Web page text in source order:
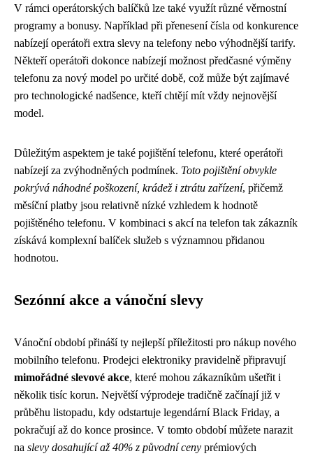
V rámci operátorských balíčků lze také využít různé věrnostní
programy a bonusy. Například při přenesení čísla od konkurence
nabízejí operátoři extra slevy na telefony nebo výhodnější tarify.
Někteří operátoři dokonce nabízejí možnost předčasné výměny
telefonu za nový model po určité době, což může být zajímavé
pro technologické nadšence, kteří chtějí mít vždy nejnovější
model.
Důležitým aspektem je také pojištění telefonu, které operátoři
nabízejí za zvýhodněných podmínek. Toto pojištění obvykle
pokrývá náhodné poškození, krádež i ztrátu zařízení, přičemž
měsíční platby jsou relativně nízké vzhledem k hodnotě
pojištěného telefonu. V kombinaci s akcí na telefon tak zákazník
získává komplexní balíček služeb s významnou přidanou
hodnotou.
Sezónní akce a vánoční slevy
Vánoční období přináší ty nejlepší příležitosti pro nákup nového
mobilního telefonu. Prodejci elektroniky pravidelně připravují
mimořádné slevové akce, které mohou zákazníkům ušetřit i
několik tisíc korun. Největší výprodeje tradičně začínají již v
průběhu listopadu, kdy odstartuje legendární Black Friday, a
pokračují až do konce prosince. V tomto období můžete narazit
na slevy dosahující až 40% z původní ceny prémiových